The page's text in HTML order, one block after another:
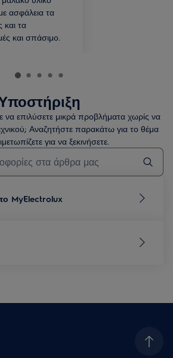
ασφάλεια τα
και τα
και σπάσιμο.
να επιλύσετε μικρά προβλήματα χωρίς να
Αναζητήστε παρακάτω για το θέμα
για να ξεκινήσετε.
υποστήριξης
MyElectrolux